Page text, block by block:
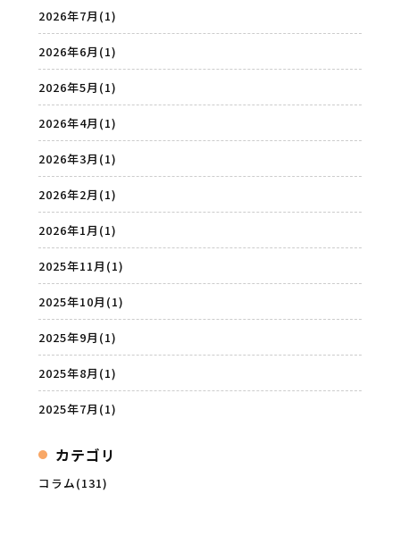
2026年7月 (1)
2026年6月 (1)
2026年5月 (1)
2026年4月 (1)
2026年3月 (1)
2026年2月 (1)
2026年1月 (1)
2025年11月 (1)
2025年10月 (1)
2025年9月 (1)
2025年8月 (1)
2025年7月 (1)
カテゴリ
コラム(131)